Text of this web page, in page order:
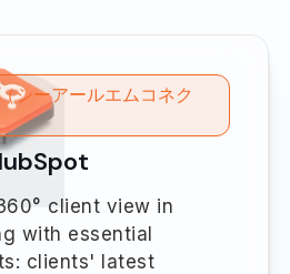
シーアールエムコネク
client view in
with essential
clients' latest